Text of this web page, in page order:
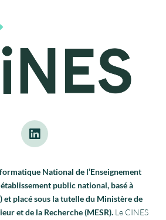
National de l’Enseignement
public national, basé à
placé sous la tutelle du Ministère de
et de la Recherche (MESR). Le CINES